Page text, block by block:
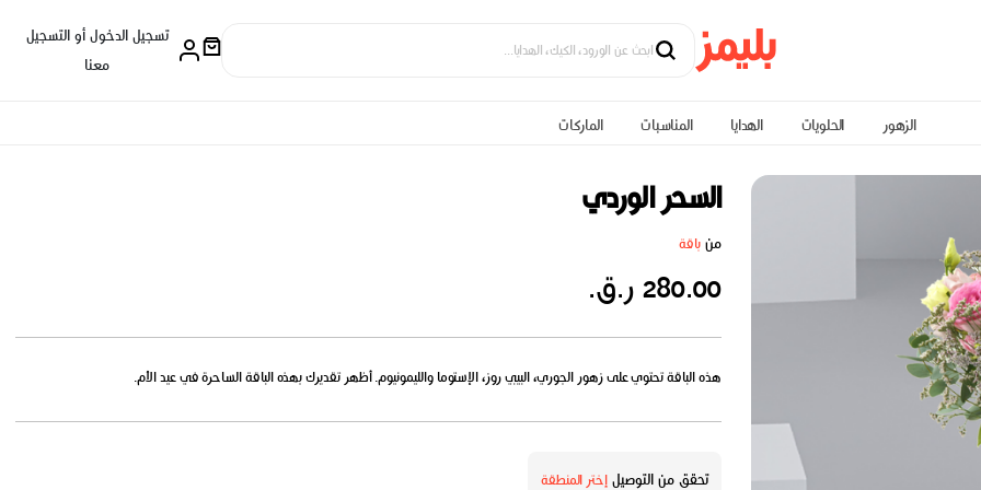
تسجيل الدخول أو التسجيل
معنا
الزهور الحلويات الهدايا المناسبات الماركات
السحر الوردي
منباقة
280.00 ر.ق.
هذه الباقة تحتوي على زهور الجوري، البيبي روز، الإستوما والليمونيوم. أظهر تقديرك بهذه الباقة الساحرة في عيد الأم.
تحقق من التوصيلإختر المنطقة